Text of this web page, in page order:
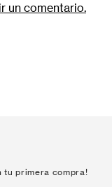
un comentario.
tu primera compra!